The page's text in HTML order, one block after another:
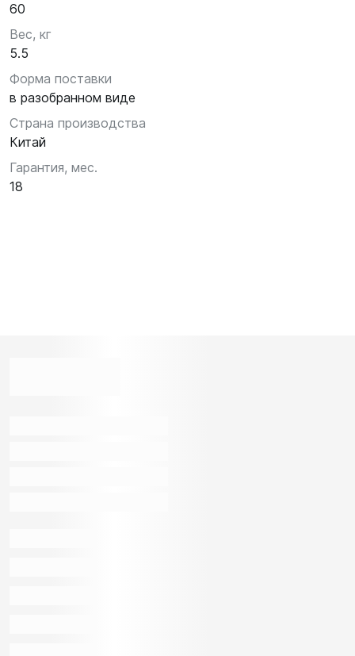
60
Вес, кг
5.5
Форма поставки
в разобранном виде
Страна производства
Китай
Гарантия, мес.
18